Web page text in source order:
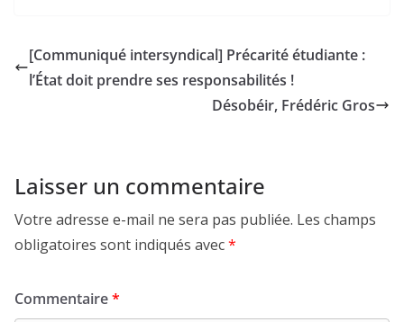
[Communiqué intersyndical] Précarité étudiante :
l’État doit prendre ses responsabilités !
Désobéir, Frédéric Gros
Laisser un commentaire
Votre adresse e-mail ne sera pas publiée. Les champs
obligatoires sont indiqués avec*
Commentaire*